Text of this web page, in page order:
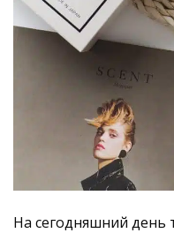
На сегодняшний день